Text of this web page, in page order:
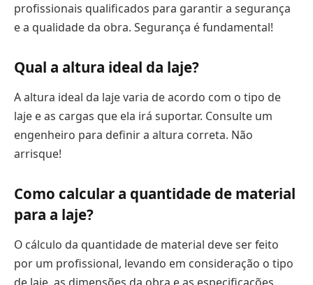
profissionais qualificados para garantir a segurança
e a qualidade da obra. Segurança é fundamental!
Qual a altura ideal da laje?
A altura ideal da laje varia de acordo com o tipo de
laje e as cargas que ela irá suportar. Consulte um
engenheiro para definir a altura correta. Não
arrisque!
Como calcular a quantidade de material
para a laje?
O cálculo da quantidade de material deve ser feito
por um profissional, levando em consideração o tipo